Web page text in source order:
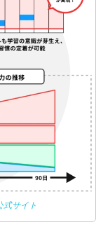
式サイト